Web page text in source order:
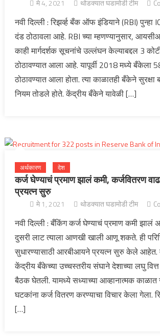
मे 4, 2021 थोडक्यात घडामोडी टीम
नवी दिल्ली : रिझर्व्ह बँक ऑफ इंडियाने (RBI) पुन्हा
दंड ठोठावला आहे. RBI च्या म्हणण्यानुसार,
काही मार्गदर्शक सूचनांचे उल्लंघन केल्याबद्दल 3
ठोठावण्यात आला आहे. यापूर्वी 2018 मध्ये बँकेला
ठोठावण्यात आला होता. त्या काळातही बँकेने सुरक्षा
नियम तोडले होते. केंद्रीय बँकेने यावेळी […]
अर्थकारण देश
कर्ज घेण्याचं प्रमाण झालं कमी, कर्जवितरण
प्रयत्न सुरु
मे 1, 2021 थोडक्यात घडामोडी टीम
नवी दिल्ली : बँकिंग कर्ज घेण्याचं प्रमाण कमी झालं
दुसरी लाट त्याला आणखी खाली आणू शकते. ही
सुधारण्यासाठी आरबीआयने प्रयत्न सुरु केले आहेत.
केंद्रीय बँकेच्या उच्चस्तरीय संघाने देशाच्या लघु
बैठक घेतली. यामध्ये सध्याच्या आव्हानात्मक काळात
घटकांना कर्ज वितरण करण्याचा विचार केला गेला.
[…]